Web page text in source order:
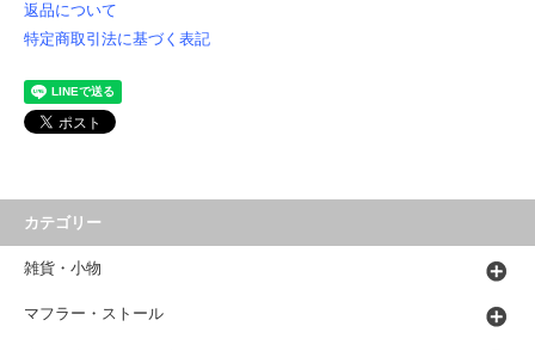
返品について
特定商取引法に基づく表記
カテゴリー
雑貨・小物
マフラー・ストール